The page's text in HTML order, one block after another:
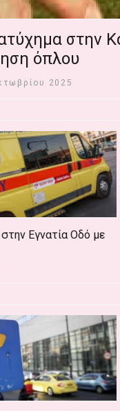
στην
όπλου
2025
Εγνατία Οδό με